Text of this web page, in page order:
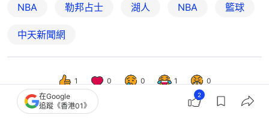
NBA 勒邦占士 湖人 NBA 籃球
中天新聞網
1 0 0 1
0
在Google
追蹤《香港01》
2